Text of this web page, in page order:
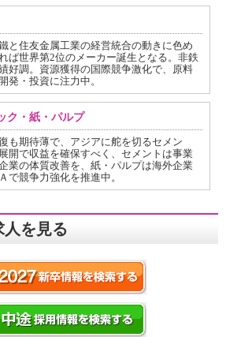
と住友金属工業の経営統合の動きに色め
ば世界第2位のメーカー誕生となる。非鉄
好調。資源獲得の国際競争激化で、原料
発・投資に注力中。
ク・紙・パルプ
も期待薄で、アジアに舵を切るセメン
開で収益を確保すべく、セメントは事業
業の体質改善を、紙・パルプは海外企業
で競争力強化を推進中。
人を見る